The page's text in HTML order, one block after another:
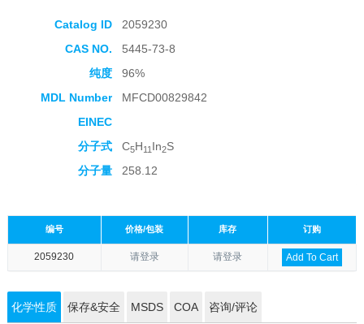
Catalog ID
2059230
CAS NO.
5445-73-8
纯度
96%
MDL Number
MFCD00829842
EINEC
分子式
C5H11 In2S
分子量
258.12
编号 价格/包装 库存 订购
2059230 请登录 请登录 Add To Cart
化学性质 保存&安全 MSDS COA 咨询/评论